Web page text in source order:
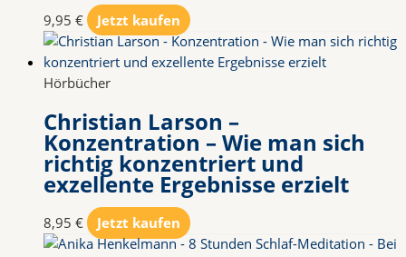
9,95 € Jetzt kaufen
Hörbücher
Christian Larson –
Konzentration – Wie man sich
richtig konzentriert und
exzellente Ergebnisse erzielt
8,95 € Jetzt kaufen